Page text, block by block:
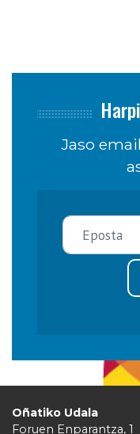
Jaso
Oñatiko Udala
Foruen Enparantza, 1